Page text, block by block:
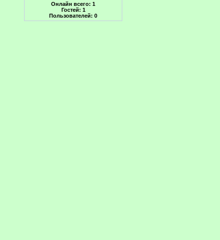
Онлайн всего: 1
Гостей: 1
Пользователей: 0